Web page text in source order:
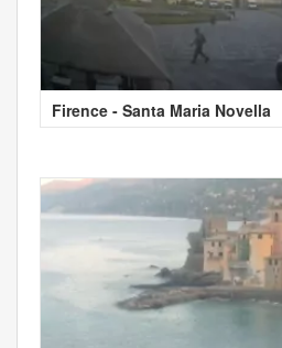
Firence - Santa Maria Novella